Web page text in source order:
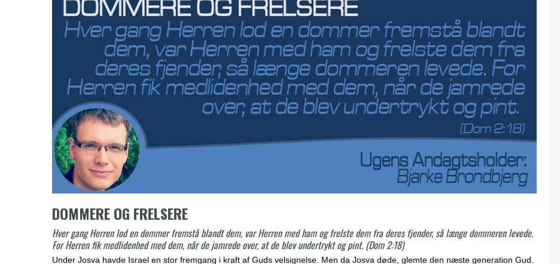
DOMMERE OG FRELSERE
Hver gang Herren lod en dommer fremstå blandt dem, var Herren med ham og frelste dem fra deres fjender, så længe dommeren levede.
For Herren fik medlidenhed med dem, når de jamrede over, at de blev undertrykt og pint. (Dom 2:18)
Under Josva havde Israel en stor fremgang i kraft af Guds velsignelse. Men da Josva døde, glemte den næste generation Gud.